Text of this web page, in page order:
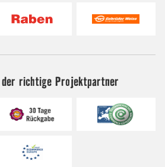
der richtige Projektpartner